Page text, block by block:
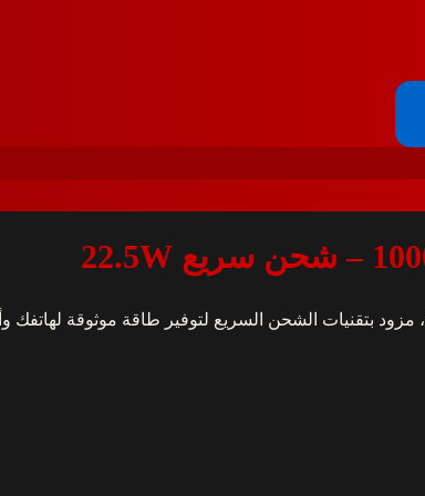
، مزود بتقنيات الشحن السريع لتوفير طاقة موثوقة لهاتفك